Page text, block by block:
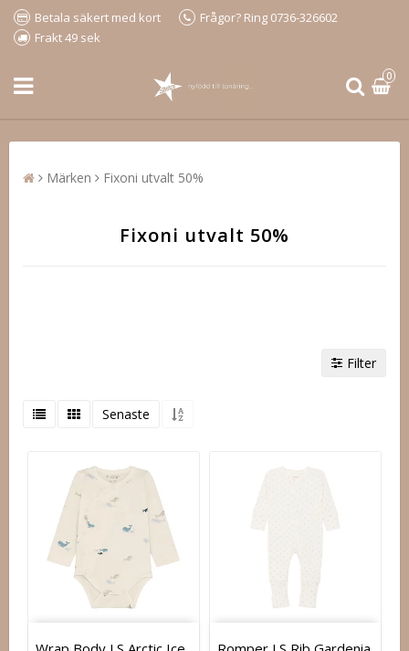
Betala säkert med kort
Frågor? Ring 0736-326602
Frakt 49 sek
0
Märken Fixoni utvalt 50%
Fixoni utvalt 50%
Filter
Senaste